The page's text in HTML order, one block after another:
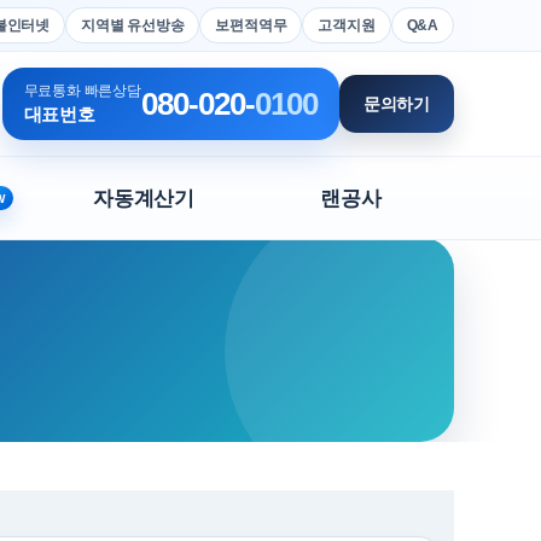
인터넷 지역별 유선방송 보편적역무 고객지원 Q&A
무료통화 빠른상담
대표번호 080-020-0100 문의하기
자동계산기 랜공사